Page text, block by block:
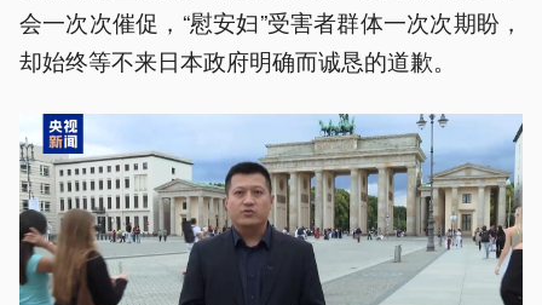
会一次次催促，“慰安妇”受害者群体一次次期盼，
却始终等不来日本政府明确而诚恳的道歉。